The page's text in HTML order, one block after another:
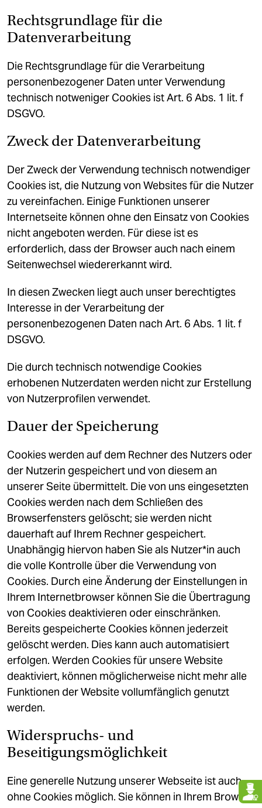
Rechtsgrundlage für die
Datenverarbeitung
Die Rechtsgrundlage für die Verarbeitung
personenbezogener Daten unter Verwendung
technisch notweniger Cookies ist Art. 6 Abs. 1 lit. f
DSGVO.
Zweck der Datenverarbeitung
Der Zweck der Verwendung technisch notwendiger
Cookies ist, die Nutzung von Websites für die Nutzer
zu vereinfachen. Einige Funktionen unserer
Internetseite können ohne den Einsatz von Cookies
nicht angeboten werden. Für diese ist es
erforderlich, dass der Browser auch nach einem
Seitenwechsel wiedererkannt wird.
In diesen Zwecken liegt auch unser berechtigtes
Interesse in der Verarbeitung der
personenbezogenen Daten nach Art. 6 Abs. 1 lit. f
DSGVO.
Die durch technisch notwendige Cookies
erhobenen Nutzerdaten werden nicht zur Erstellung
von Nutzerprofilen verwendet.
Dauer der Speicherung
Cookies werden auf dem Rechner des Nutzers oder
der Nutzerin gespeichert und von diesem an
unserer Seite übermittelt. Die von uns eingesetzten
Cookies werden nach dem Schließen des
Browserfensters gelöscht; sie werden nicht
dauerhaft auf Ihrem Rechner gespeichert.
Unabhängig hiervon haben Sie als Nutzer*in auch
die volle Kontrolle über die Verwendung von
Cookies. Durch eine Änderung der Einstellungen in
Ihrem Internetbrowser können Sie die Übertragung
von Cookies deaktivieren oder einschränken.
Bereits gespeicherte Cookies können jederzeit
gelöscht werden. Dies kann auch automatisiert
erfolgen. Werden Cookies für unsere Website
deaktiviert, können möglicherweise nicht mehr alle
Funktionen der Website vollumfänglich genutzt
werden.
Widerspruchs- und
Beseitigungsmöglichkeit
Eine generelle Nutzung unserer Webseite ist auch
ohne Cookies möglich. Sie können in Ihrem Browser